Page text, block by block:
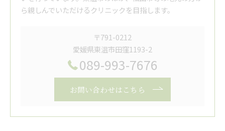
ら親しんでいただけるクリニックを目指します。
〒791-0212
愛媛県東温市田窪1193-2
089-993-7676
お問い合わせはこちら